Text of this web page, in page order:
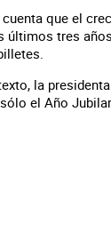
cuenta que el
últimos tres
la
el Año